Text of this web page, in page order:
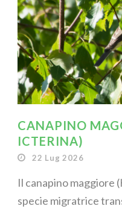
CANAPINO
ICTERINA)
22 Lug 2026
Il canapino maggiore
specie migratrice